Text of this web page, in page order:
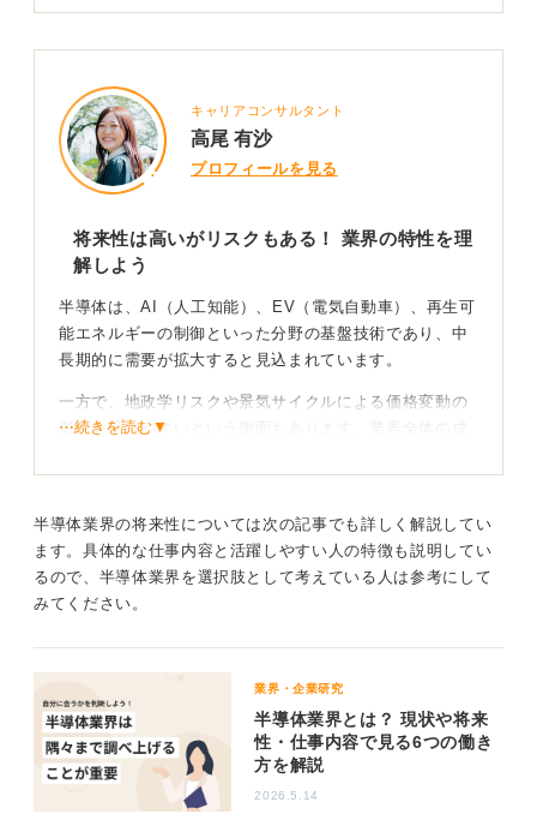
業界を取り巻く変化が激しいので、常に最新の動向を把
0
キャリアコンサルタント
高尾 有沙
プロフィールを見る
将来性は高いがリスクもある！ 業界の特性を理
解しよう
半導体は、AI（人工知能）、EV（電気自動車）、再生可
能エネルギーの制御といった分野の基盤技術であり、中
長期的に需要が拡大すると見込まれています。
一方で、地政学リスクや景気サイクルによる価格変動の
影響を受けやすいという側面もあります。業界全体の成
向けることが重要です。
3つの指標で安定企業を見極めることが重要！
この業界で企業を選ぶ際の基準は、以下の3つです。
②製造装置や材料といったより川上の領域で強みを持っ
ているか
③そして研究開発への投資比率が高いか
これらの指標に着目すると、企業の安定性を測ることが
できます。
⋯続きを読む▼
半導体業界の将来性については次の記事でも詳しく解説してい
ます。具体的な仕事内容と活躍しやすい人の特徴も説明してい
るので、半導体業界を選択肢として考えている人は参考にして
みてください。
業界・企業研究
半導体業界とは？ 現状や将来
性・仕事内容で見る6つの働き
方を解説
2026.5.14